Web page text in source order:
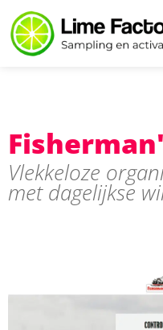
Vlekkeloze
met dagelijkse